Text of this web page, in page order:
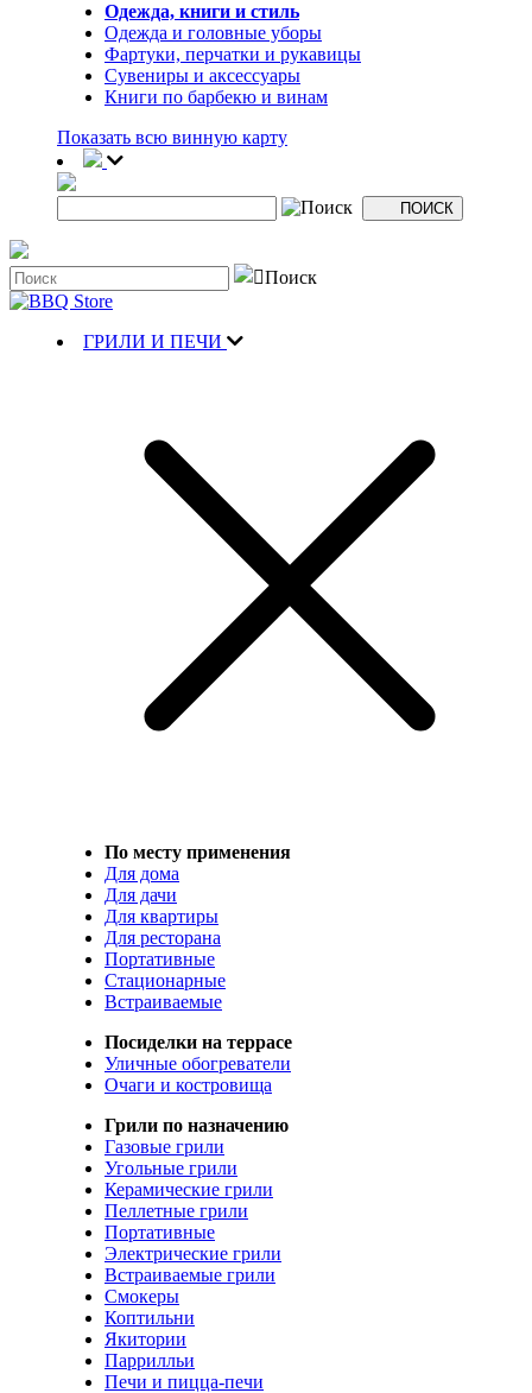
Одежда, книги и стиль
Одежда и головные уборы
Фартуки, перчатки и рукавицы
Сувениры и аксессуары
Книги по барбекю и винам
Показать всю винную карту
ГРИЛИ И ПЕЧИ
По месту применения
Для дома
Для дачи
Для квартиры
Для ресторана
Портативные
Стационарные
Встраиваемые
Посиделки на террасе
Уличные обогреватели
Очаги и костровища
Грили по назначению
Газовые грили
Угольные грили
Керамические грили
Пеллетные грили
Портативные
Электрические грили
Встраиваемые грили
Смокеры
Коптильни
Якитории
Паррилльи
Печи и пицца-печи